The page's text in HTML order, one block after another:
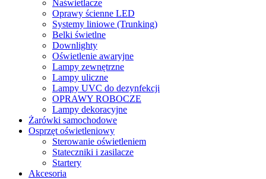
Naświetlacze
Oprawy ścienne LED
Systemy liniowe (Trunking)
Belki świetlne
Downlighty
Oświetlenie awaryjne
Lampy zewnętrzne
Lampy uliczne
Lampy UVC do dezynfekcji
OPRAWY ROBOCZE
Lampy dekoracyjne
Żarówki samochodowe
Osprzęt oświetleniowy
Sterowanie oświetleniem
Stateczniki i zasilacze
Startery
Akcesoria